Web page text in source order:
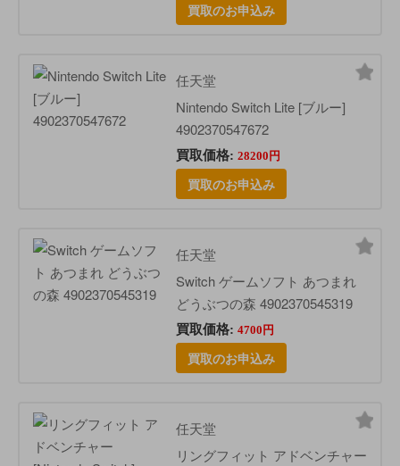
買取のお申込み
任天堂
Nintendo Switch Lite [ブルー]
4902370547672
買取価格: 28200円
買取のお申込み
任天堂
Switch ゲームソフト あつまれ
どうぶつの森 4902370545319
買取価格: 4700円
買取のお申込み
任天堂
リングフィット アドベンチャー